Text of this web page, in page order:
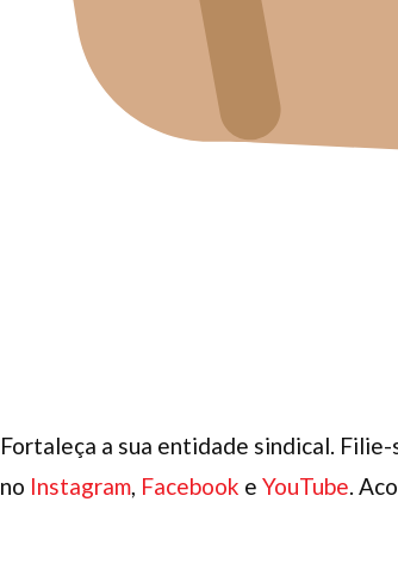
Fortaleça a sua entidade sindical.
no Instagram, Facebook e YouTube.